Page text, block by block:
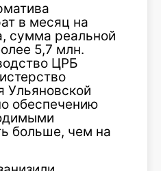
в месяц на
сумма реальной
5,7 млн.
ЦРБ
Ульяновской
обеспечению
больше, чем на